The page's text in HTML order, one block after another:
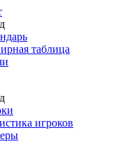
таблица
игроков